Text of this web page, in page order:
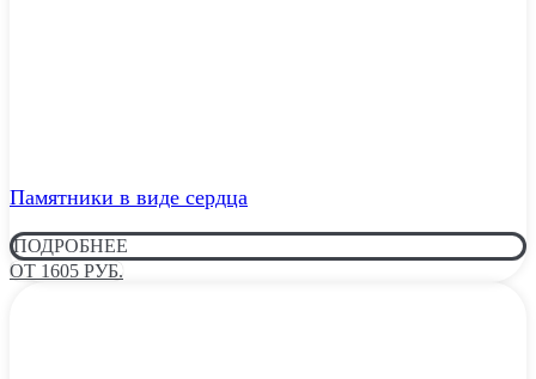
Памятники в виде сердца
ПОДРОБНЕЕ
ОТ 1605 РУБ.